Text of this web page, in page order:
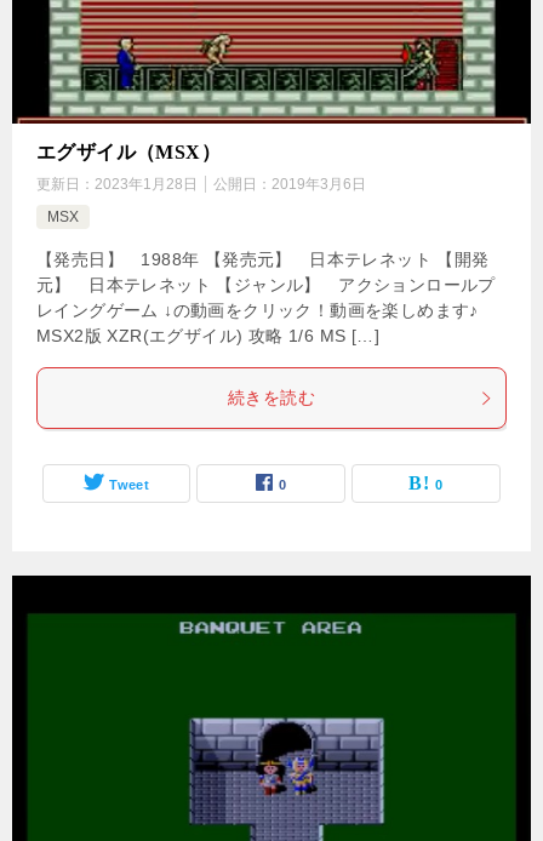
エグザイル（MSX）
更新日： 2023年1月28日 公開日： 2019年3月6日
MSX
【発売日】 1988年 【発売元】 日本テレネット 【開発
元】 日本テレネット 【ジャンル】 アクションロールプ
レイングゲーム ↓の動画をクリック！動画を楽しめます♪
MSX2版 XZR(エグザイル) 攻略 1/6 MS […]
続きを読む
Tweet 0 0